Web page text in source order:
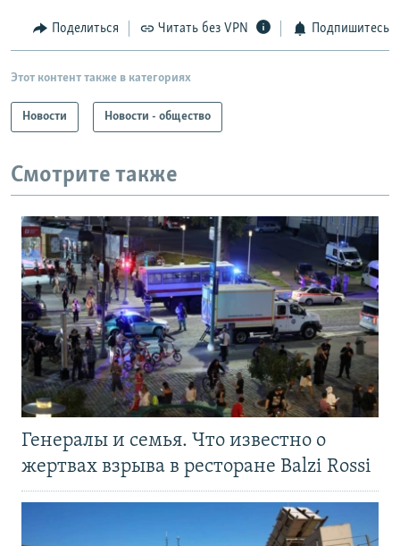
Поделиться Читать без VPN Подпишитесь
Этот контент также в категориях
Новости Новости - общество
Смотрите также
Генералы и семья. Что известно о
жертвах взрыва в ресторане Balzi Rossi